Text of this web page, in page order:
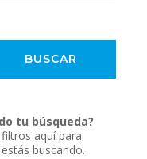
tu búsqueda?
aquí para
buscando.